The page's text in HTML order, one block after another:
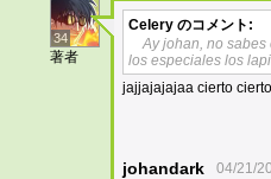
34
著者
Celery のコメント:
Ay johan, no
los especiales los
jajjajajajaa cierto
johandark 04/21/